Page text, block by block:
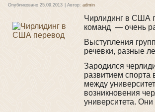
Опубликовано 25.09.2013 Автор: admin
Чирлидинг в США
команд — очень
Выступления
речевки, разные
Зародился
развитием спорта
между
возникновения
университета.